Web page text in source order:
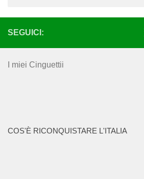
SEGUICI:
I miei Cinguettii
COS'È RICONQUISTARE L'ITALIA